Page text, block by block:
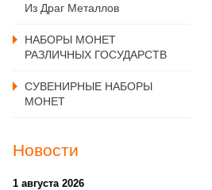
Из Драг Металлов
НАБОРЫ МОНЕТ
РАЗЛИЧНЫХ ГОСУДАРСТВ
СУВЕНИРНЫЕ НАБОРЫ
МОНЕТ
Новости
1 августа 2026